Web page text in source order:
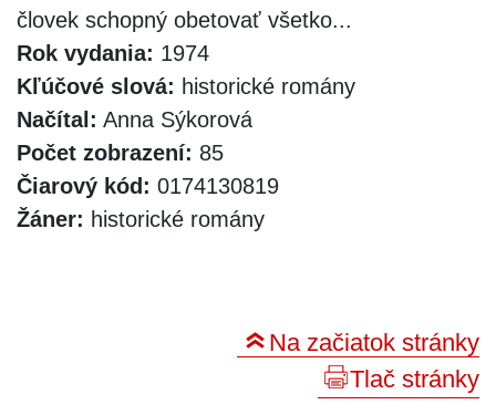
človek schopný obetovať všetko...
Rok vydania: 1974
Kľúčové slová: historické romány
Načítal: Anna Sýkorová
Počet zobrazení: 85
Čiarový kód: 0174130819
Žáner: historické romány
Na začiatok stránky
Tlač stránky